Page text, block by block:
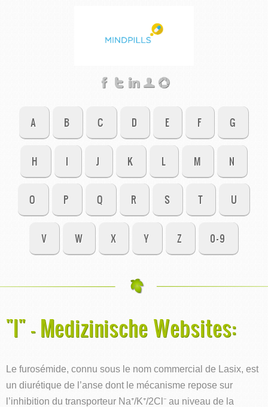
A B C D E F G
H I J K L M N
O P Q R S T U
V W X Y Z 0-9
"I" - Medizinische Websites:
Le furosémide, connu sous le nom commercial de Lasix, est
un diurétique de l’anse dont le mécanisme repose sur
l’inhibition du transporteur Na⁺/K⁺/2Cl⁻ au niveau de la